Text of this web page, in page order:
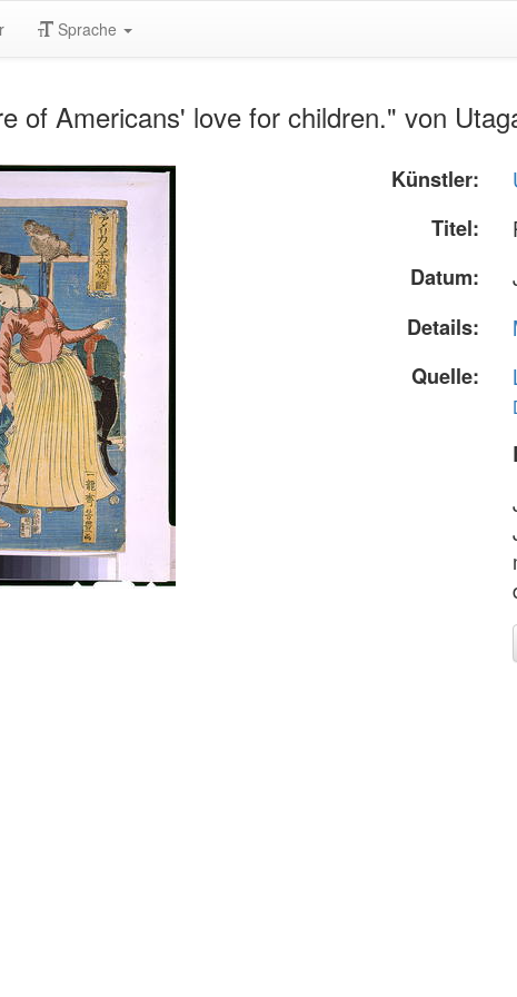
Sprache
of Americans' love for children." von
Künstler:
Titel:
Datum:
Details:
Quelle: